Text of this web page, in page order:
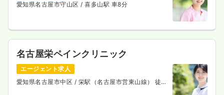
愛知県名古屋市守山区/ 喜多山駅 車8分
名古屋栄ペインクリニック
エージェント求人
愛知県名古屋市中区 / 栄駅（名古屋市営東山線） 徒歩